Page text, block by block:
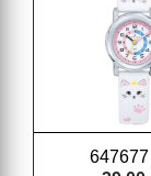
647677